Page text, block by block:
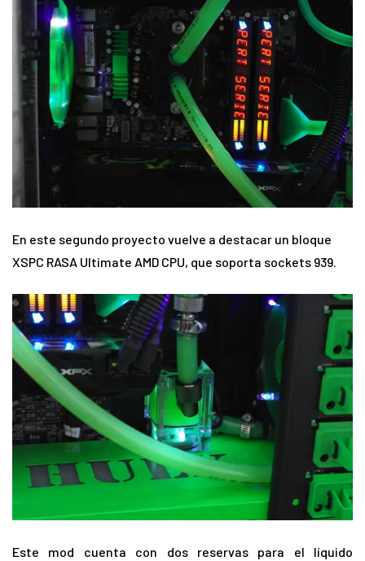
En este segundo proyecto vuelve a destacar un bloque
XSPC RASA Ultimate AMD CPU, que soporta sockets 939.
Este mod cuenta con dos reservas para el líquido